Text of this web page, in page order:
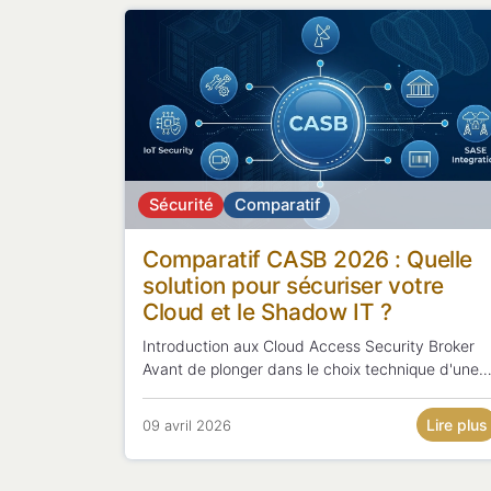
Sécurité Comparatif
Comparatif CASB 2026 : Quelle
solution pour sécuriser votre
Cloud et le Shadow IT ?
Introduction aux Cloud Access Security Broker
Avant de plonger dans le choix technique d'une
Cloud Access Security Broker (CASB) est
le pivot central de la cybersécurité moderne.
Alors que les entreprises voient leur...
09 avril 2026 Lire plus